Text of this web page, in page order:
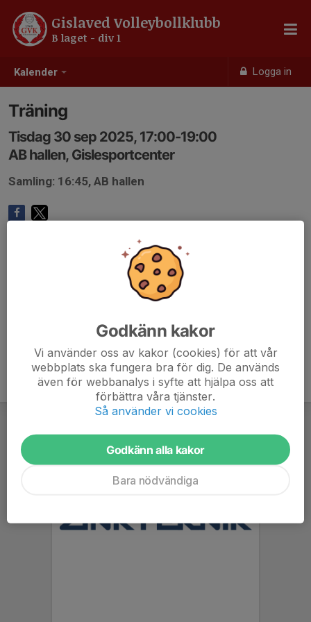
Kalender Logga in
Gislaved Volleybollklubb
B laget - div 1
Träning
Tisdag 30 sep 2025, 17:00-19:00
AB hallen, Gislesportcenter
Samling: 16:45, AB hallen
Godkänn kakor
Vi använder oss av kakor (cookies) för att vår
webbplats ska fungera bra för dig. De används
även för webbanalys i syfte att hjälpa oss att
förbättra våra tjänster.
Så använder vi cookies
Godkänn alla kakor
Bara nödvändiga